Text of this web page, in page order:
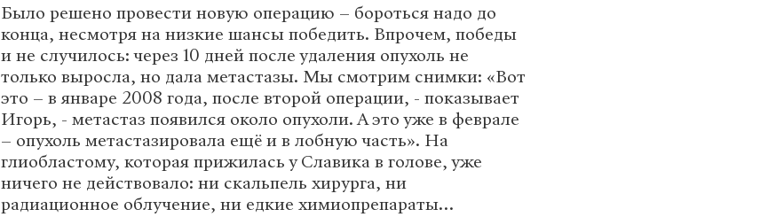
Было решено провести новую операцию – бороться надо до
конца, несмотря на низкие шансы победить. Впрочем, победы
и не случилось: через 10 дней после удаления опухоль не
только выросла, но дала метастазы. Мы смотрим снимки: «Вот
это – в январе 2008 года, после второй операции, - показывает
Игорь, - метастаз появился около опухоли. А это уже в феврале
– опухоль метастазировала ещё и в лобную часть». На
глиобластому, которая прижилась у Славика в голове, уже
ничего не действовало: ни скальпель хирурга, ни
радиационное облучение, ни едкие химиопрепараты…